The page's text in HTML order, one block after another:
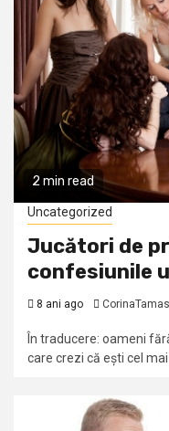
2 min read
Uncategorized
Jucători de
confesiunile
8 ani ago CorinaTamas
În traducere: oameni
care crezi că ești cel